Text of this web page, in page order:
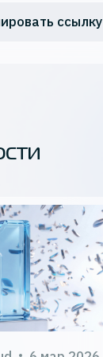
ссылку